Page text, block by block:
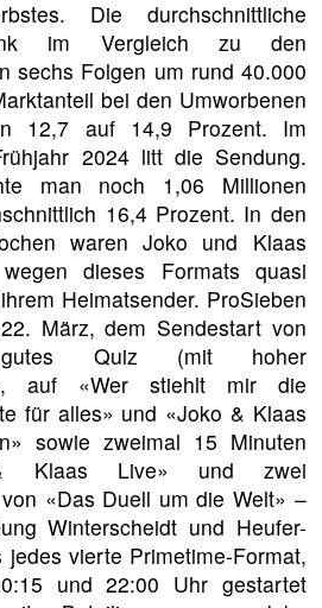
Die durchschnittliche
im Vergleich zu den
sechs Folgen um rund 40.000
bei den Umworbenen
12,7 auf 14,9 Prozent. Im
2024 litt die Sendung.
man noch 1,06 Millionen
16,4 Prozent. In den
waren Joko und Klaas
dieses Formats quasi
Heimatsender. ProSieben
März, dem Sendestart von
Quiz (mit hoher
auf «Wer stiehlt mir die
für alles» und «Joko & Klaas
sowie zweimal 15 Minuten
Klaas Live» und zwei
«Das Duell um die Welt» –
Winterscheidt und Heufer-
jedes vierte Primetime-Format,
und 22:00 Uhr gestartet